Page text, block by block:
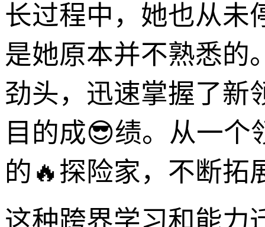
长过程中，她也从未
是她原本并不熟悉的
劲头，迅速掌握了新
目的成😎绩。从一
的🔥探险家，不断拓